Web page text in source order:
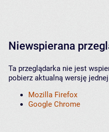
Niewspierana
Ta przeglądarka nie jest
pobierz aktualną wersję
Mozilla Firefox
Google Chrome